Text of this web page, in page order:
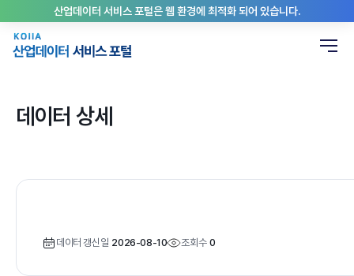
산업데이터 서비스 포털은 웹 환경에 최적화 되어 있습니다.
데이터 상세
데이터 갱신일 2026-08-10 조회수 0